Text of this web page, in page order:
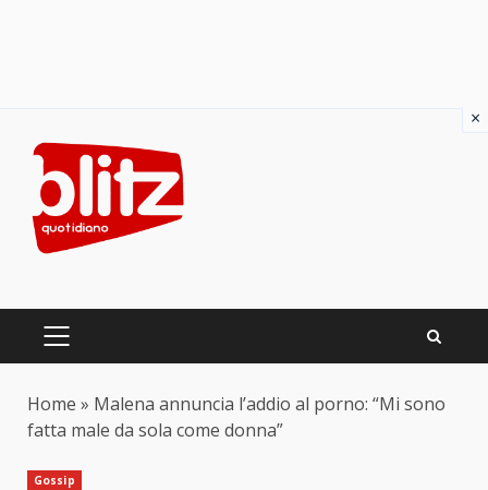
content
PRIMARY
Home » Malena annuncia l’addio al porno: “Mi sono
fatta male da sola come donna”
Gossip
×